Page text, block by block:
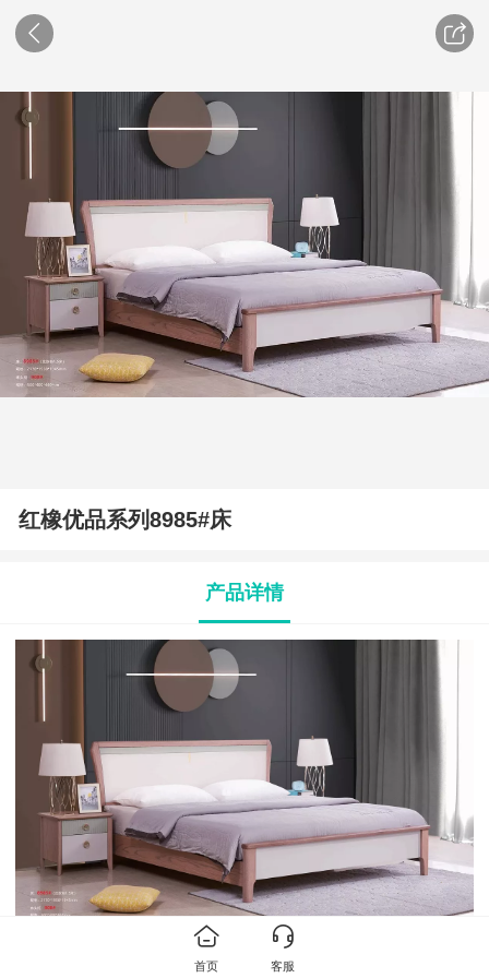
红橡优品系列8985#床
产品详情
床：8985#（此款有1.5米）
规格：2170*1950*1045mm
首页 客服